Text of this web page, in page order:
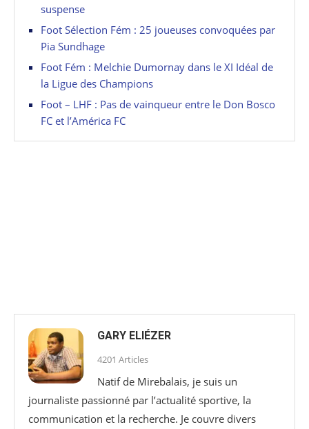
suspense
Foot Sélection Fém : 25 joueuses convoquées par
Pia Sundhage
Foot Fém : Melchie Dumornay dans le XI Idéal de
la Ligue des Champions
Foot – LHF : Pas de vainqueur entre le Don Bosco
FC et l’América FC
GARY ELIÉZER
4201 Articles
Natif de Mirebalais, je suis un
journaliste passionné par l’actualité sportive, la
communication et la recherche. Je couvre divers